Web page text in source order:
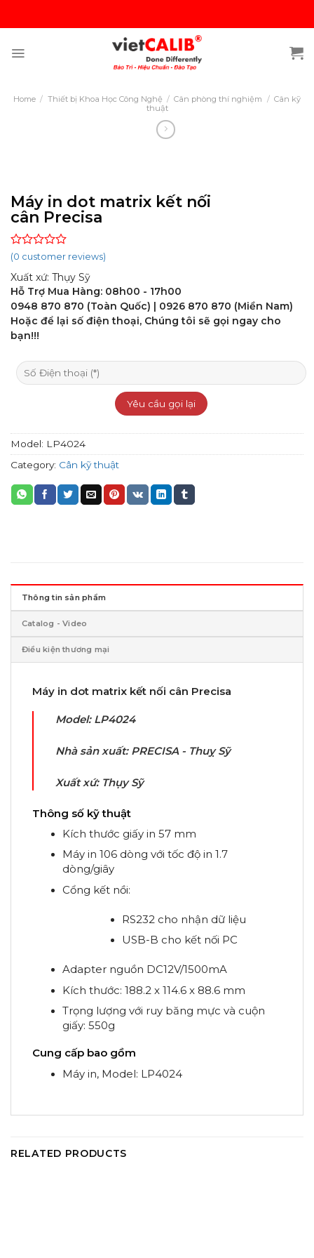
content
Home / Thiết bị Khoa Học Công Nghệ / Cân phòng thí nghiệm / Cân kỹ
thuật
Máy in dot matrix kết nối
cân Precisa
Rated
out
of
5
(0 customer reviews)
Xuất xứ: Thụy Sỹ
Hỗ Trợ Mua Hàng: 08h00 - 17h00
0948 870 870 (Toàn Quốc) | 0926 870 870 (Miền Nam)
Hoặc để lại số điện thoại, Chúng tôi sẽ gọi ngay cho
bạn!!!
Model: LP4024
Category: Cân kỹ thuật
Thông tin sản phẩm
Catalog - Video
Điều kiện thương mại
Máy in dot matrix kết nối cân Precisa
Model: LP4024
Nhà sản xuất: PRECISA - Thuỵ Sỹ
Xuất xứ: Thụy Sỹ
Thông số kỹ thuật
Kích thước giấy in 57 mm
Máy in 106 dòng với tốc độ in 1.7
dòng/giây
Cổng kết nồi:
RS232 cho nhận dữ liệu
USB-B cho kết nối PC
Adapter nguồn DC12V/1500mA
Kích thước: 188.2 x 114.6 x 88.6 mm
Trọng lượng với ruy băng mực và cuộn
giấy: 550g
Cung cấp bao gồm
Máy in, Model: LP4024
RELATED PRODUCTS